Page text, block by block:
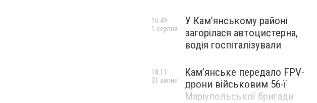
У Кам’янському районі
загорілася автоцистерна,
водія госпіталізували
10:49
1 серпня
Кам’янське передало FPV-
дрони військовим 56-ї
Маріупольської бригади
18:11
31 липня